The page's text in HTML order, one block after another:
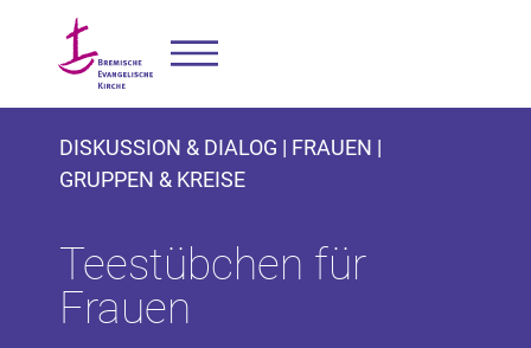
DISKUSSION & DIALOG | FRAUEN |
GRUPPEN & KREISE
Teestübchen für
Frauen